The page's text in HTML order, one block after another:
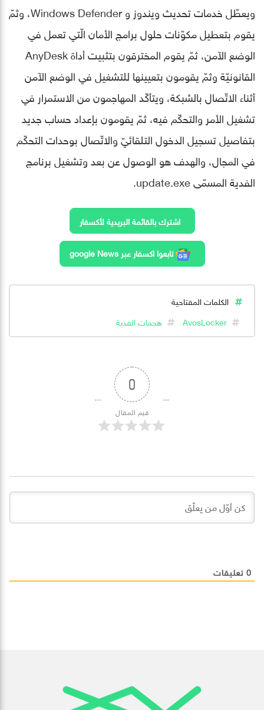
ويعطّل خدمات تحديث ويندوز و Windows Defender، وثمّ
يقوم بتعطيل مكوّنات حلول برامج الأمان الّتي تعمل في
الوضع الآمن، ثمّ يقوم المخترقون بتثبيت أداة AnyDesk
القانونيّة وثمّ يقومون بتعيينها للتشغيل في الوضع الآمن
أثناء الاتّصال بالشبكة، ويتأكّد المهاجمون من الاستمرار في
تشغيل الأمر والتحكّم فيه، ثمّ يقومون بإعداد حساب جديد
بتفاصيل تسجيل الدخول التلقائيّ والاتّصال بوحدات التحكّم
في المجال، والهدف هو الوصول عن بعد وتشغيل برنامج
الفدية المسمّى update.exe.
اشترك بالقائمة البريدية لأكسفار
تابعوا اكسفار عبر google News
الكلمات المفتاحية
AvosLocker
هجمات الفدية
0
قيم المقال
0 تعليقات